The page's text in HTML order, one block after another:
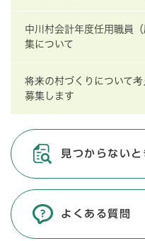
中川村会計年度任用職員
集について
将来の村づくりについて
募集します
見つからないと
よくある質問